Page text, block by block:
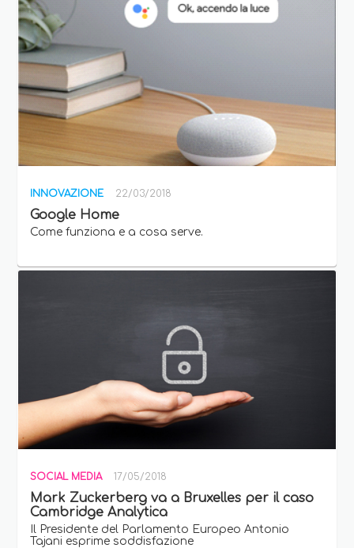
INNOVAZIONE 22/03/2018
Google Home
Come funziona e a cosa serve.
SOCIAL MEDIA 17/05/2018
Mark Zuckerberg va a Bruxelles per il caso
Cambridge Analytica
Il Presidente del Parlamento Europeo Antonio
Tajani esprime soddisfazione